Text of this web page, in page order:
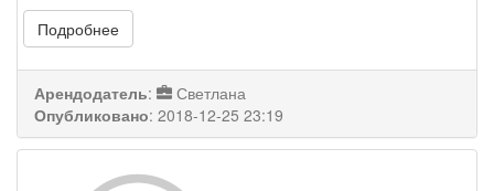
Подробнее
Арендодатель:
Светлана
Опубликовано: 2018-12-25 23:19